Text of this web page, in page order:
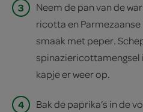
3
Neem de pan van de
ricotta en
smaak met peper.
spinaziericottamengsel
kapje er weer op.
4
Bak de paprika’s in de